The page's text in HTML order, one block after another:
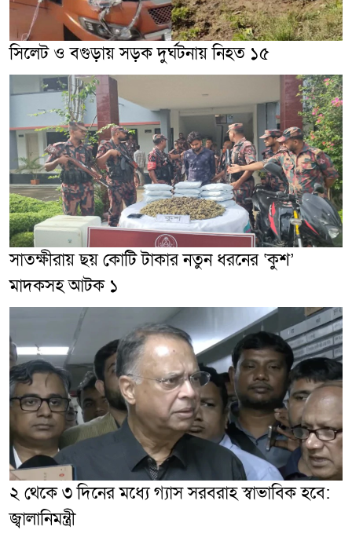
সিলেট ও বগুড়ায় সড়ক দুর্ঘটনায় নিহত ১৫
সাতক্ষীরায় ছয় কোটি টাকার নতুন ধরনের ‘কুশ’
মাদকসহ আটক ১
২ থেকে ৩ দিনের মধ্যে গ্যাস সরবরাহ স্বাভাবিক হবে:
জ্বালানিমন্ত্রী